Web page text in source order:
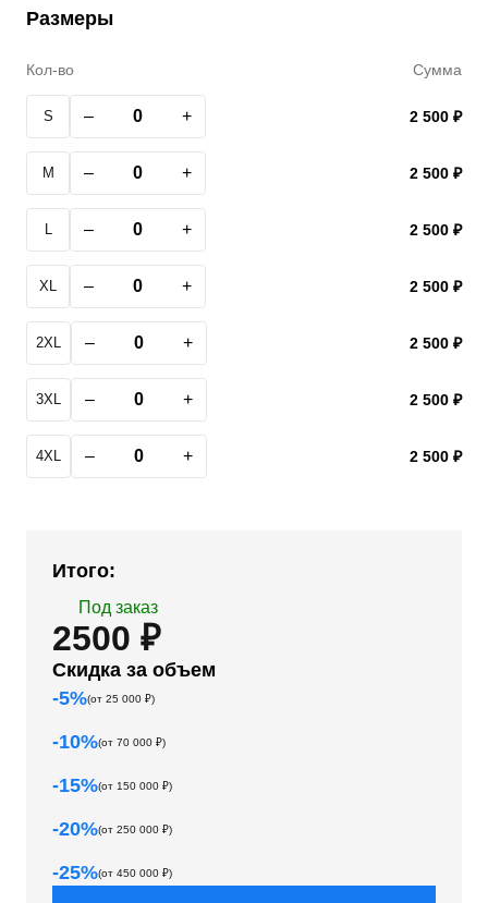
Размеры
Кол-во Сумма
S – + 2 500 ₽
M – + 2 500 ₽
L – + 2 500 ₽
XL – + 2 500 ₽
2XL – + 2 500 ₽
3XL – + 2 500 ₽
4XL – + 2 500 ₽
Итого:
Под заказ
2500 ₽
Скидка за объем
-5%(от 25 000 ₽)
-10%(от 70 000 ₽)
-15%(от 150 000 ₽)
-20%(от 250 000 ₽)
-25%(от 450 000 ₽)